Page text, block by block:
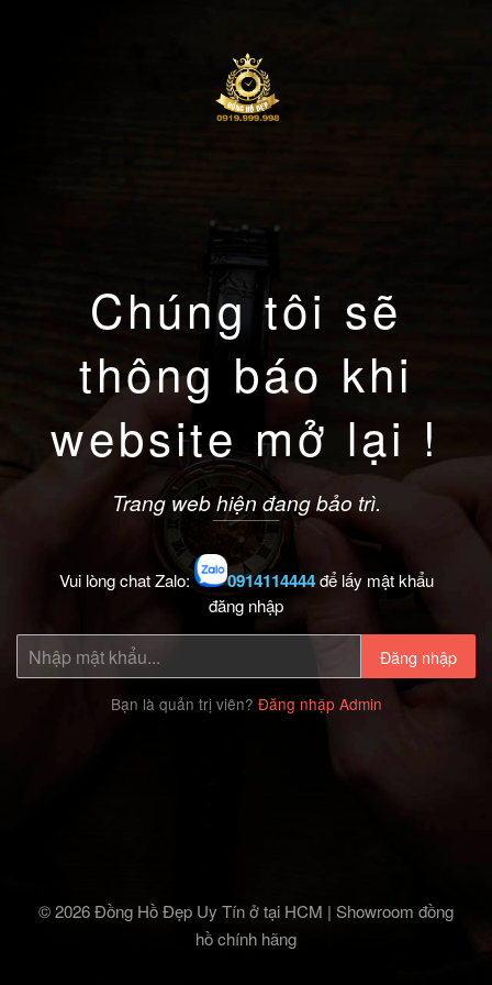
Chúng tôi sẽ
thông báo khi
website mở lại !
Trang web hiện đang bảo trì.
Vui lòng chat Zalo: 0914114444để lấy mật khẩu
đăng nhập
Đăng nhập
Bạn là quản trị viên? Đăng nhập Admin
© 2026 Đồng Hồ Đẹp Uy Tín ở tại HCM | Showroom đồng
hồ chính hãng‎